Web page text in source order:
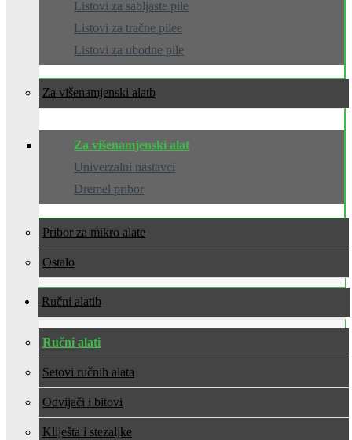
Listovi za sabljaste pile
Listovi za tračne pilee
Listovi za ubodne pile
Za višenamjenski alat
Za višenamjenski alat
Univerzalni nastavci
Dremel pribor
Pribor za mikro alate
Ostalo
Ručni alati
Ručni alati
Setovi ručnih alata
Odvijači i bitovi
Kliješta i stezaljke